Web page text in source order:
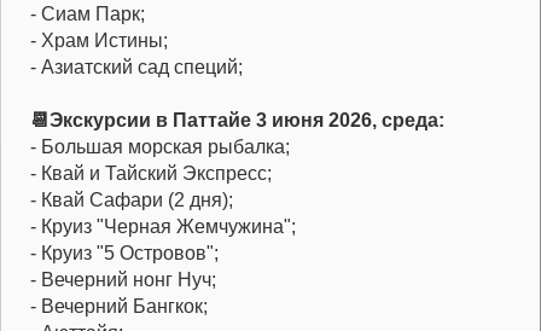
- Сиам Парк;
- Храм Истины;
- Азиатский сад специй;
📆Экскурсии в Паттайе 3 июня 2026, среда:
- Большая морская рыбалка;
- Квай и Тайский Экспресс;
- Квай Сафари (2 дня);
- Круиз "Черная Жемчужина";
- Круиз "5 Островов";
- Вечерний нонг Нуч;
- Вечерний Бангкок;